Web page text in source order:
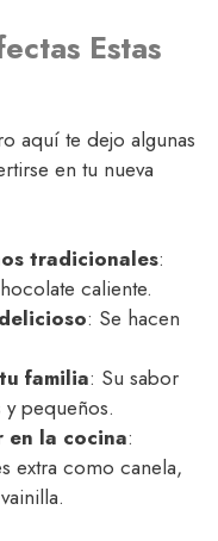
Estas
aquí te dejo algunas
en tu nueva
tradicionales:
caliente.
: Se hacen
familia: Su sabor
pequeños.
en la cocina:
extra como canela,